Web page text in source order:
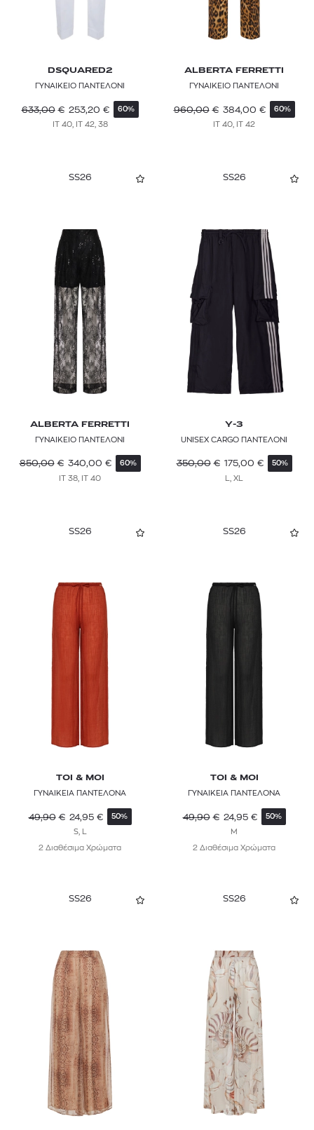
WRANGLER
Y-3
ZEUS + DIONE
DSQUARED2
ΓΥΝΑΙΚΕΙΟ ΠΑΝΤΕΛΟΝΙ
633,00 € 253,20 € 60%
IT 40, IT 42, 38
ALBERTA FERRETTI
ΓΥΝΑΙΚΕΙΟ ΠΑΝΤΕΛΟΝΙ
960,00 € 384,00 € 60%
IT 40, IT 42
SS26
ALBERTA FERRETTI
ΓΥΝΑΙΚΕΙΟ ΠΑΝΤΕΛΟΝΙ
850,00 € 340,00 € 60%
IT 38, IT 40
SS26
Y-3
UNISEX CARGO ΠΑΝΤΕΛΟΝΙ
350,00 € 175,00 € 50%
L, XL
SS26
TOI & MOI
ΓΥΝΑΙΚΕΙΑ ΠΑΝΤΕΛΟΝΑ
49,90 € 24,95 € 50%
S, L
2 Διαθέσιμα Χρώματα
SS26
TOI & MOI
ΓΥΝΑΙΚΕΙΑ ΠΑΝΤΕΛΟΝΑ
49,90 € 24,95 € 50%
M
2 Διαθέσιμα Χρώματα
SS26 SS26